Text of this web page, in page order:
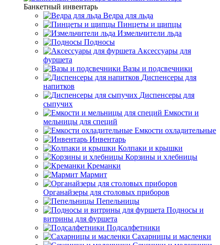
Банкетный инвентарь
Ведра для льда
Пинцеты и щипцы
Измельчители льда
Подносы
Аксессуары для
фуршета
Вазы и подсвечники
Диспенсеры для
напитков
Диспенсеры для
сыпучих
Емкости и
мельницы для специй
Емкости охладительные
Инвентарь
Колпаки и крышки
Корзины и хлебницы
Креманки
Мармит
Органайзеры для столовых приборов
Пепельницы
Подносы и
витрины для фуршета
Подсалфетники
Сахарницы и масленки